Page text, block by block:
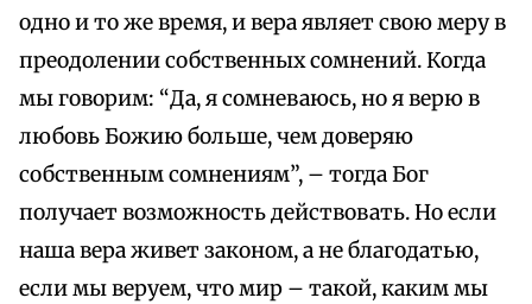
одно и то же время, и вера являет свою меру в
преодолении собственных сомнений. Когда
мы говорим: “Да, я сомневаюсь, но я верю в
любовь Божию больше, чем доверяю
собственным сомнениям”, – тогда Бог
получает возможность действовать. Но если
наша вера живет законом, а не благодатью,
если мы веруем, что мир – такой, каким мы